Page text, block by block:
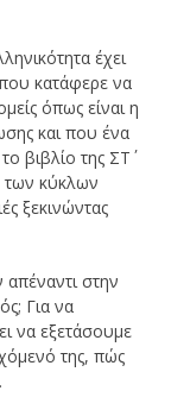
έχει
κατάφερε να
όπως είναι η
και που ένα
βιβλίο της ΣΤ΄
των κύκλων
ξεκινώντας
στην
Για να
να εξετάσουμε
της, πώς